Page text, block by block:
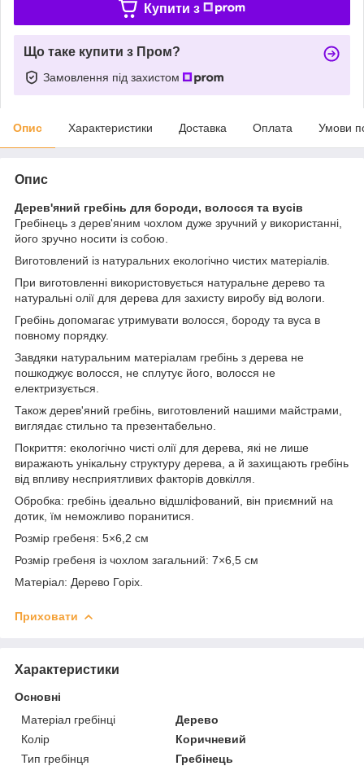
Купити з
Що таке купити з Пром?
Замовлення під захистом
Опис Характеристики Доставка Оплата Умови
Опис
Дерев'яний гребінь для бороди, волосся та вусів
Гребінець з дерев'яним чохлом дуже зручний у використанні,
його зручно носити із собою.
Виготовлений із натуральних екологічно чистих матеріалів.
При виготовленні використовується натуральне дерево та
натуральні олії для дерева для захисту виробу від вологи.
Гребінь допомагає утримувати волосся, бороду та вуса в
повному порядку.
Завдяки натуральним матеріалам гребінь з дерева не
пошкоджує волосся, не сплутує його, волосся не
електризується.
Також дерев'яний гребінь, виготовлений нашими майстрами,
виглядає стильно та презентабельно.
Покриття: екологічно чисті олії для дерева, які не лише
виражають унікальну структуру дерева, а й захищають гребінь
від впливу несприятливих факторів довкілля.
Обробка: гребінь ідеально відшліфований, він приємний на
дотик, їм неможливо поранитися.
Розмір гребеня: 5×6,2 см
Розмір гребеня із чохлом загальний: 7×6,5 см
Матеріал: Дерево Горіх.
Приховати
Характеристики
Основні
Матеріал гребінці
Дерево
Колір
Коричневий
Тип гребінця
Гребінець